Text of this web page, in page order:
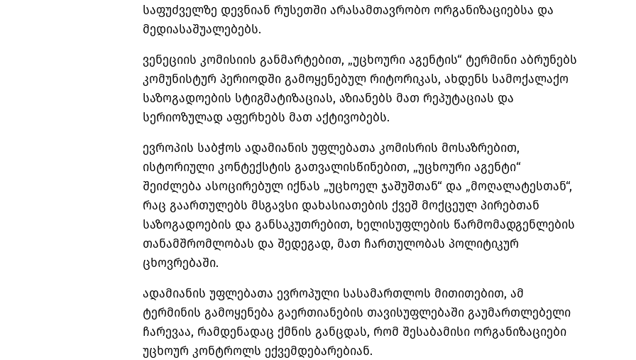
საფუძველზე დევნიან რუსეთში არასამთავრობო ორგანიზაციებსა და
მედიასაშუალებებს.
ვენეციის კომისიის განმარტებით, „უცხოური აგენტის“ ტერმინი აბრუნებს
კომუნისტურ პერიოდში გამოყენებულ რიტორიკას, ახდენს სამოქალაქო
საზოგადოების სტიგმატიზაციას, აზიანებს მათ რეპუტაციას და
სერიოზულად აფერხებს მათ აქტივობებს.
ევროპის საბჭოს ადამიანის უფლებათა კომისრის მოსაზრებით,
ისტორიული კონტექსტის გათვალისწინებით, „უცხოური აგენტი“
შეიძლება ასოცირებულ იქნას „უცხოელ ჯაშუშთან“ და „მოღალატესთან“,
რაც გაართულებს მსგავსი დახასიათების ქვეშ მოქცეულ პირებთან
საზოგადოების და განსაკუთრებით, ხელისუფლების წარმომადგენლების
თანამშრომლობას და შედეგად, მათ ჩართულობას პოლიტიკურ
ცხოვრებაში.
ადამიანის უფლებათა ევროპული სასამართლოს მითითებით, ამ
ტერმინის გამოყენება გაერთიანების თავისუფლებაში გაუმართლებელი
ჩარევაა, რამდენადაც ქმნის განცდას, რომ შესაბამისი ორგანიზაციები
უცხოურ კონტროლს ექვემდებარებიან.